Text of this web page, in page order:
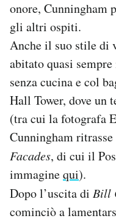
onore, Cunningham
gli altri ospiti.
Anche il suo stile di
abitato quasi
senza cucina e col
Hall Tower, dove un
(tra cui la fotografa
Cunningham
Facades, di cui il
immaginequi).
Dopo l’uscita di Bill
cominciò a